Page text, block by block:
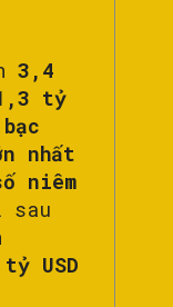
3,4
tỷ
nhất
niêm
USD